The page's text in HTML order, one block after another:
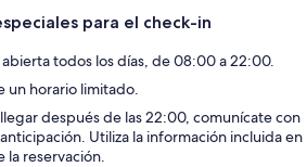
para el check-in
todos los días, de 08:00 a 22:00.
un horario limitado.
después de las 22:00, comunícate con
Utiliza la información incluida en
la reservación.